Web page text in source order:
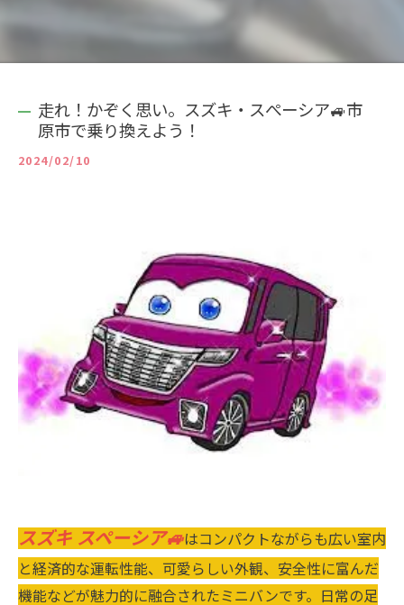
走れ！かぞく思い。スズキ・スぺーシア🚙市
原市で乗り換えよう！
2024/02/10
スズキ スペーシア🚙はコンパクトながらも広い室内
と経済的な運転性能、可愛らしい外観、安全性に富んだ
機能などが魅力的に融合されたミニバンです。日常の足